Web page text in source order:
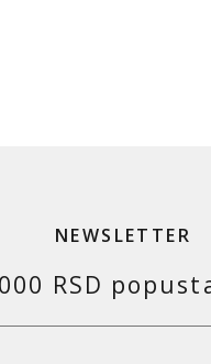
NEWSLETTER
RSD